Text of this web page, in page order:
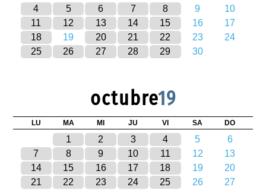
4
5 6 7 8 9
10
11
12 13 14 15 16
17
18
19 20 21 22 23
24
25
26 27 28 29 30
octubre19
LU MA MI JU VI SA DO
1 2 3 4 5
6
7
8 9 10 11 12
13
14
15 16 17 18 19
20
21
22 23 24 25 26
27